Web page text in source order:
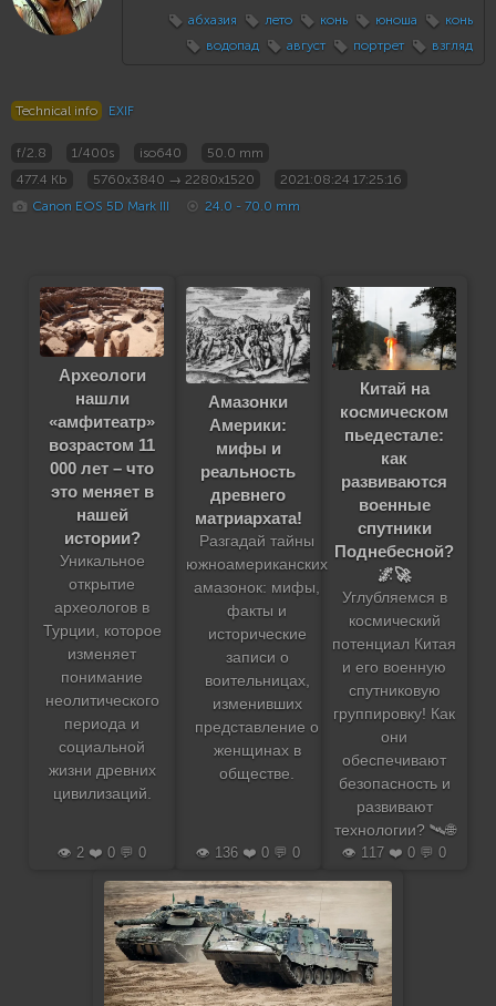
абхазия лето конь юноша
конь
водопад
август портрет взгляд
Technical info EXIF
f/2.8 1/400s iso640
50.0 mm
477.4 Kb
5760x3840 → 2280x1520
2021:08:24 17:25:16
Canon EOS 5D Mark III
24.0 - 70.0 mm
Археологи
нашли
«амфитеатр»
возрастом 11
000 лет – что
это меняет в
нашей
истории?
Уникальное
открытие
археологов в
Турции, которое
изменяет
понимание
неолитического
периода и
социальной
жизни древних
цивилизаций.
👁️ 2 ❤️ 0 💬 0
Амазонки
Америки:
мифы и
реальность
древнего
матриархата!
Разгадай тайны
южноамериканских
амазонок: мифы,
факты и
исторические
записи о
воительницах,
изменивших
представление о
женщинах в
обществе.
👁️ 136 ❤️ 0 💬 0
Китай на
космическом
пьедестале:
как
развиваются
военные
спутники
Поднебесной?
🌌🚀
Углубляемся в
космический
потенциал Китая
и его военную
спутниковую
группировку! Как
они
обеспечивают
безопасность и
развивают
технологии? 🛰️🌐
👁️ 117 ❤️ 0 💬 0